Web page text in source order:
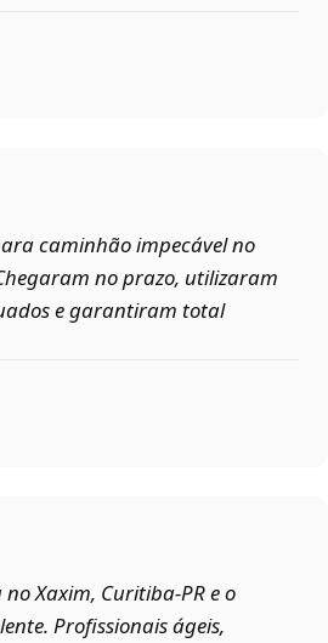
caminhão impecável no
no prazo, utilizaram
e garantiram total
Xaxim, Curitiba‑PR e o
Profissionais ágeis,